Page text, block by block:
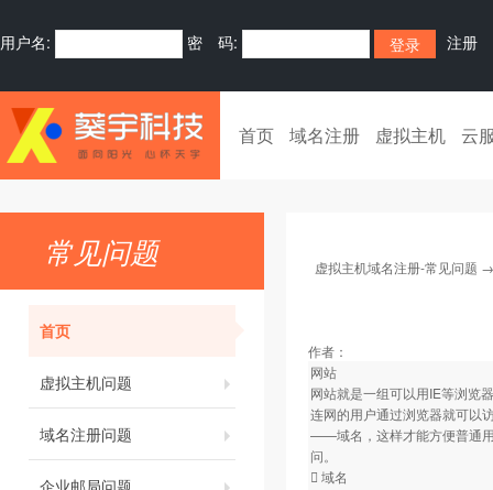
用户名: 密 码: 注册
首页 域名注册 虚拟主机 云
常见问题
首页
虚拟主机问题
域名注册问题
企业邮局问题
虚拟主机域名注册-常见问题
作者：
网站
网站就是一组可以用IE等浏览
连网的用户通过浏览器就可以
——域名，这样才能方便普通
问。
 域名